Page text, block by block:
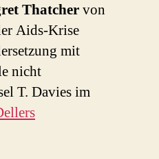
Thatchervon
Aids-Krise
mit
nicht
T. Davies im